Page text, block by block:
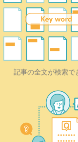
記事の全文が検索で